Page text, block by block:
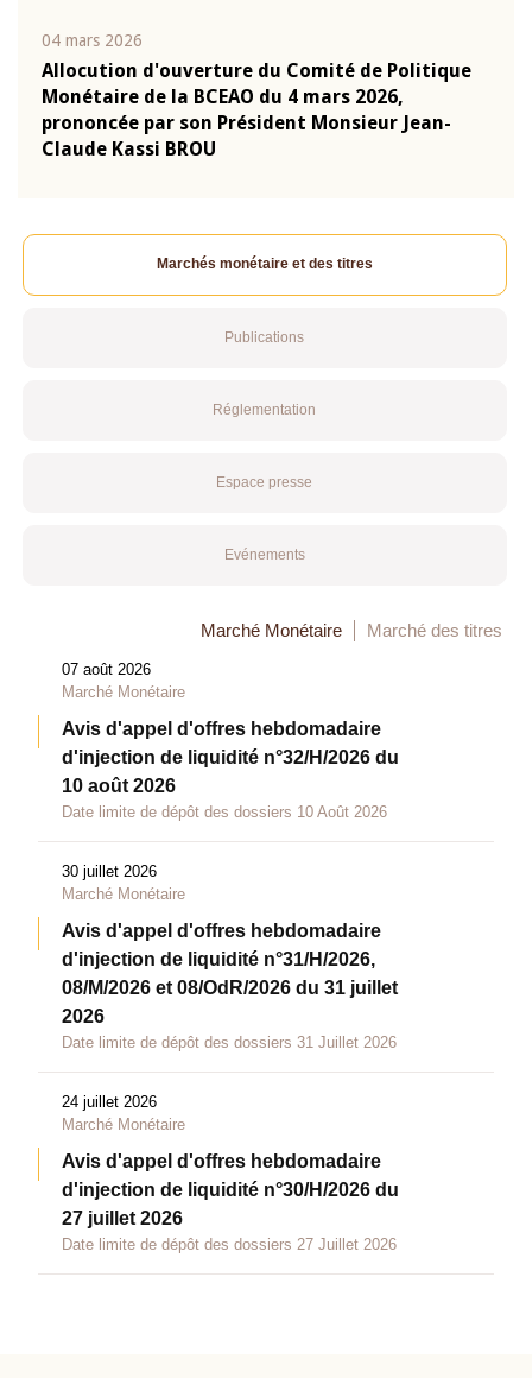
04 mars 2026
Allocution d'ouverture du Comité de Politique
Monétaire de la BCEAO du 4 mars 2026,
prononcée par son Président Monsieur Jean-
Claude Kassi BROU
Marchés monétaire et des titres
Publications
Réglementation
Espace presse
Evénements
Marché Monétaire Marché des titres
07 août 2026
Marché Monétaire
Avis d'appel d'offres hebdomadaire
d'injection de liquidité n°32/H/2026 du
10 août 2026
Date limite de dépôt des dossiers 10 Août 2026
30 juillet 2026
Marché Monétaire
Avis d'appel d'offres hebdomadaire
d'injection de liquidité n°31/H/2026,
08/M/2026 et 08/OdR/2026 du 31 juillet
2026
Date limite de dépôt des dossiers 31 Juillet 2026
24 juillet 2026
Marché Monétaire
Avis d'appel d'offres hebdomadaire
d'injection de liquidité n°30/H/2026 du
27 juillet 2026
Date limite de dépôt des dossiers 27 Juillet 2026